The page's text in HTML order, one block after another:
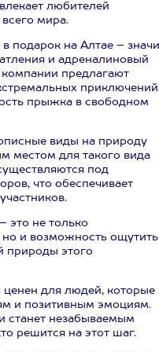
любителей
мира.
подарок на Алтае –
и адреналиновый
компании предлагают
прыжка в свободном
виды на природу
местом для такого вида
под
что обеспечивает
это не только
и возможность ощутить
природы этого
ценен для людей, которые
и позитивным эмоциям.
станет незабываемым
решится на этот шаг.